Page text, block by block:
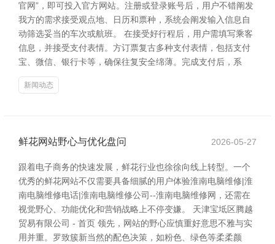
官网”，即可投入官方网站。注册或登录账号后，用户不错阐发
我方的需求接受观点地、日历和票种，系统会阐发输入信息自
动筛选妥当的车次或航班。 在接受好行程后，用户需填写乘客
信息，并接受支付表情。方订票复古多种支付表情，包括支付
宝、微信、银行卡等，确保往复安全绵薄。完成支付后，系
新闻动态
鲜花网站野心与优化盘问 2026-05-27
跟着电子商务的快速发展，鲜花行业也徐徐向线上转型。一个
优秀的鲜花网站不仅需要具备细腻的用户体验淮南电脑维修|淮
南电脑维修电话|淮南电脑维修公司--淮南电脑维修网，还需在
视觉野心、功能优化和营销战略上不停变嫌。 天津宝坻区腾越
贸易有限公司 - 首页 领先，网站的野心应慎重好意思不雅与实
用并重。罗致簇新当然的配色决策，如粉色、绿色等柔柔颜